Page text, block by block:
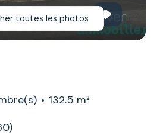
toutes les photos
132.5 m²